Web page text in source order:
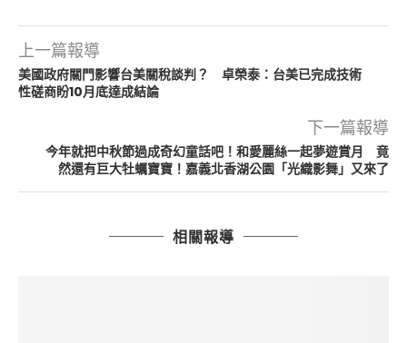
上一篇報導
美國政府關門影響台美關稅談判？ 卓榮泰：台美已完成技術
性磋商盼10月底達成結論
下一篇報導
今年就把中秋節過成奇幻童話吧！和愛麗絲一起夢遊賞月 竟
然還有巨大牡蠣寶寶！嘉義北香湖公園「光織影舞」又來了
相關報導